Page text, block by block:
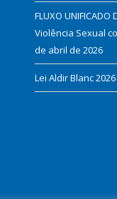
FLUXO
Violência Sexual
de abril de 2026
Lei Aldir Blanc 2026